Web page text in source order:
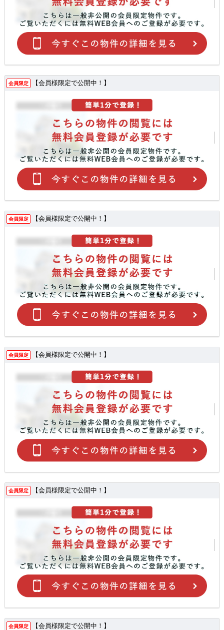
会員限定 【会員様限定で公開中！】
会員限定 【会員様限定で公開中！】
会員限定 【会員様限定で公開中！】
会員限定 【会員様限定で公開中！】
会員限定 【会員様限定で公開中！】